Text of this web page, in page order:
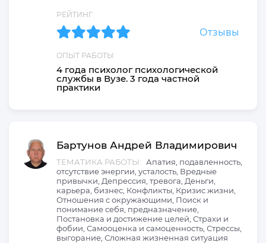
РЕЙТИНГ
Отзывы
ОПЫТ РАБОТЫ
4 года психолог психологической
службы в Вузе. 3 года частной
практики
Бартунов Андрей Владимирович
ТЕМАТИКА РАБОТЫ:
Апатия, подавленность,
отсутствие энергии, усталость, Вредные
привычки, Депрессия, тревога, Деньги,
карьера, бизнес, Конфликты, Кризис жизни,
Отношения с окружающими, Поиск и
понимание себя, предназначение,
Постановка и достижение целей, Страхи и
фобии, Самооценка и самоценность, Стрессы,
выгорание, Сложная жизненная ситуация